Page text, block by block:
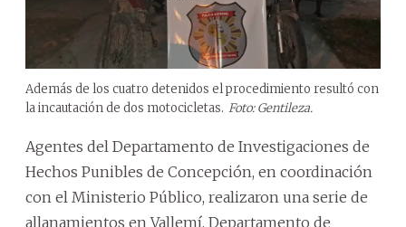
Además de los cuatro detenidos el procedimiento resultó con
la incautación de dos motocicletas. Foto: Gentileza.
Agentes del Departamento de Investigaciones de
Hechos Punibles de Concepción, en coordinación
con el Ministerio Público, realizaron una serie de
allanamientos en Vallemí, Departamento de